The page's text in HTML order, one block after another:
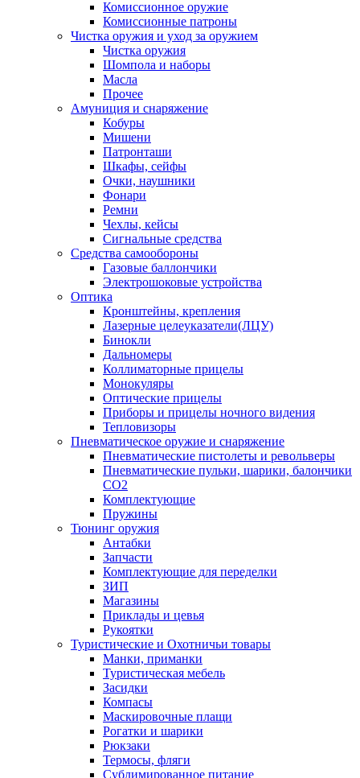
Комиссионное оружие
Комиссионные патроны
Чистка оружия и уход за оружием
Чистка оружия
Шомпола и наборы
Масла
Прочее
Амуниция и снаряжение
Кобуры
Мишени
Патронташи
Шкафы, сейфы
Очки, наушники
Фонари
Ремни
Чехлы, кейсы
Сигнальные средства
Средства самообороны
Газовые баллончики
Электрошоковые устройства
Оптика
Кронштейны, крепления
Лазерные целеуказатели(ЛЦУ)
Бинокли
Дальномеры
Коллиматорные прицелы
Монокуляры
Оптические прицелы
Приборы и прицелы ночного видения
Тепловизоры
Пневматическое оружие и снаряжение
Пневматические пистолеты и револьверы
Пневматические пульки, шарики, балончики
CO2
Комплектующие
Пружины
Тюнинг оружия
Антабки
Запчасти
Комплектующие для переделки
ЗИП
Магазины
Приклады и цевья
Рукоятки
Туристические и Охотничьи товары
Манки, приманки
Туристическая мебель
Засидки
Компасы
Маскировочные плащи
Рогатки и шарики
Рюкзаки
Термосы, фляги
Сублимированное питание